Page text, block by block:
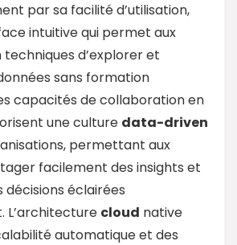
par sa facilité d’utilisation,
intuitive qui permet aux
d’explorer et
sans formation
capacités de collaboration en
une culture data-driven
permettant aux
facilement des insights et
éclairées
L’architecture cloud native
automatique et des